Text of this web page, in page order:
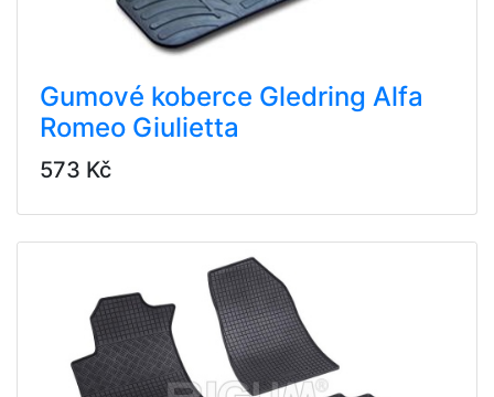
Gumové koberce Gledring Alfa
Romeo Giulietta
573 Kč